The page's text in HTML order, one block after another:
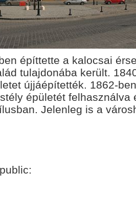
építtette a kalocsai
tulajdonába került.
újjáépítették. 1862-
épületét felhasználva
Jelenleg is a